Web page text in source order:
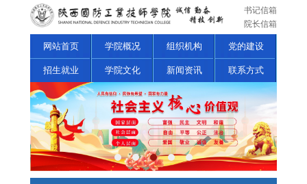
书记信箱
院长信箱
网站首页 学院概况 组织机构 党的建设
招生就业 学院文化 新闻资讯 联系方式